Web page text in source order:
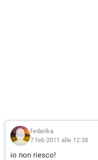
federika
7 feb 2011 alle 12:38
io non riesco!